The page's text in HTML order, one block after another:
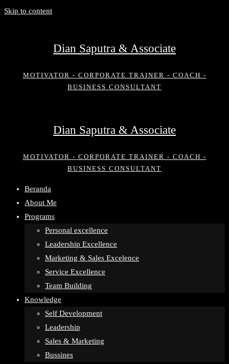
Skip to content
Dian Saputra & Associate
MOTIVATOR - CORPORATE TRAINER - COACH -
BUSINESS CONSULTANT
Dian Saputra & Associate
MOTIVATOR - CORPORATE TRAINER - COACH -
BUSINESS CONSULTANT
Beranda
About Me
Programs
Personal excellence
Leadership Excellence
Marketing & Sales Excelence
Service Excellence
Team Building
Knowledge
Self Development
Leadership
Sales & Marketing
Bussines